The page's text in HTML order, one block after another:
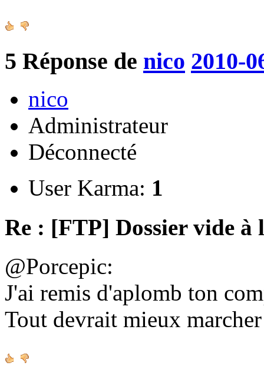
5 Réponse de nico 2010-
nico
Administrateur
Déconnecté
User Karma: 1
Re : [FTP] Dossier vide à
@Porcepic:
J'ai remis d'aplomb ton
Tout devrait mieux